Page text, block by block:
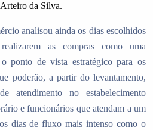
da Silva.
analisou ainda os dias escolhidos
as compras como uma
ponto de vista estratégico para os
poderão, a partir do levantamento,
atendimento no estabelecimento
e funcionários que atendam a um
dias de fluxo mais intenso como o